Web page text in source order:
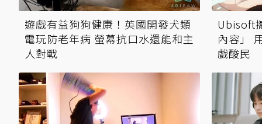
遊戲有益狗狗健康！英國開發犬類
電玩防老年病 螢幕抗口水還能和主
人對戰
Ubisoft
內容」
戲酸民